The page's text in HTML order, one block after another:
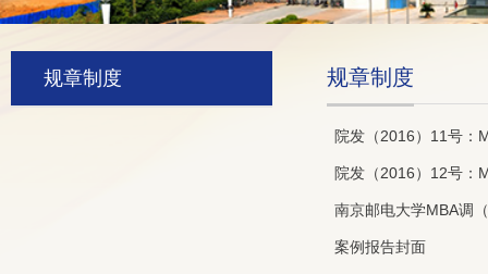
规章制度 规章制度
院发（2016）11号：
院发（2016）12号：
南京邮电大学MBA调
案例报告封面